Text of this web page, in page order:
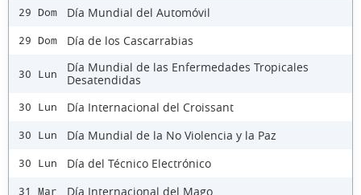
29 Dom Día Mundial del Automóvil
29 Dom Día de los Cascarrabias
30 Lun
Día Mundial de las Enfermedades Tropicales
Desatendidas
30 Lun Día Internacional del Croissant
30 Lun Día Mundial de la No Violencia y la Paz
30 Lun Día del Técnico Electrónico
31 Mar Día Internacional del Mago